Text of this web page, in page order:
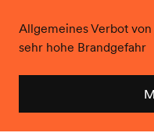
Allgemeines Verbot
sehr hohe Brandgefahr